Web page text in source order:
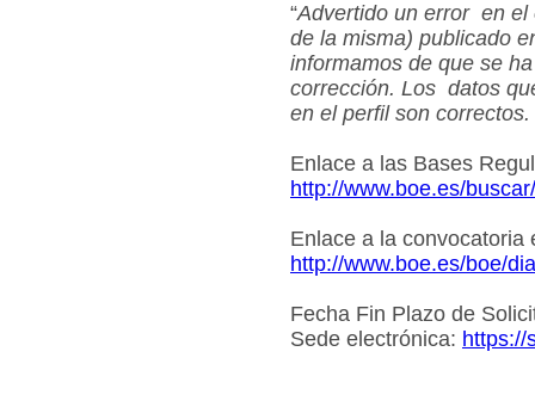
“Advertido un error en el
de la misma) publicado
informamos de que se
corrección. Los datos
en el perfil son correctos.
Enlace a las Bases
http://www.boe.es/
Enlace a la convocatoria
http://www.boe.es/boe/
Fecha Fin Plazo de
Sede electrónica: https://